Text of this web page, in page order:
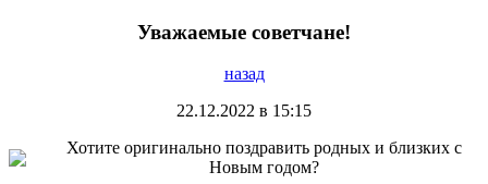
Уважаемые советчане!
назад
22.12.2022 в 15:15
Хотите оригинально поздравить родных и близких с
Новым годом?